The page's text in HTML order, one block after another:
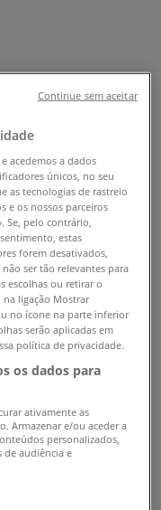
(0)
Cortinas
ao seu
Cortinas em
entusiasmados
e competitivas
acedemos a dados
únicos, no seu
as tecnologias de rastreio
e os nossos parceiros
Se, pelo contrário,
estas
forem desativados,
ser tão relevantes para
escolhas ou retirar o
ligação Mostrar
no ícone na parte inferior
serão aplicadas em
política de privacidade.
os dados para
ativamente as
Armazenar e/ou aceder a
personalizados,
de audiência e
Continue sem aceitar